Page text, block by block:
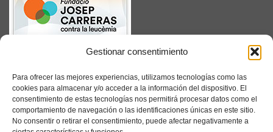
Gestionar consentimiento
Para ofrecer las mejores experiencias, utilizamos tecnologías como las
cookies para almacenar y/o acceder a la información del dispositivo. El
consentimiento de estas tecnologías nos permitirá procesar datos como el
comportamiento de navegación o las identificaciones únicas en este sitio.
No consentir o retirar el consentimiento, puede afectar negativamente a
SUSCRÍBETE